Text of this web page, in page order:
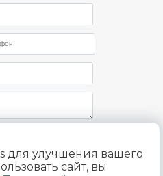
для улучшения вашего
сайт, вы
я даю согласие на